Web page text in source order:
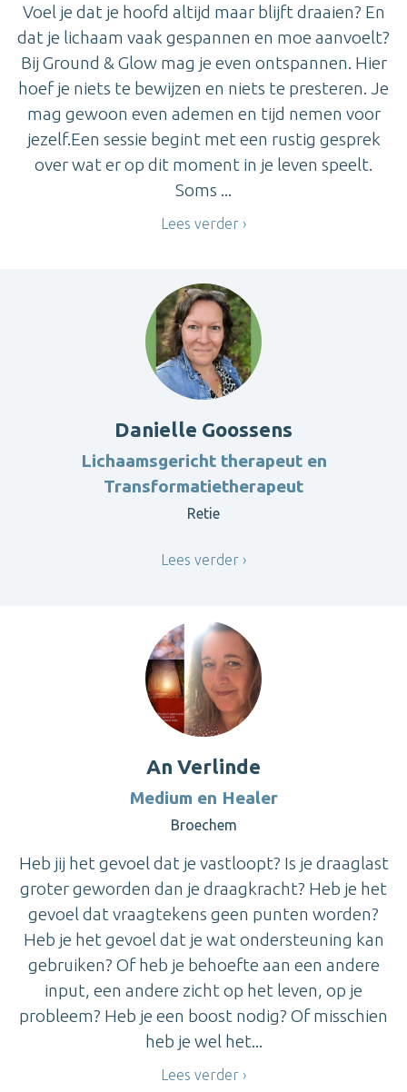
Voel je dat je hoofd altijd maar blijft draaien? En
dat je lichaam vaak gespannen en moe aanvoelt?
Bij Ground & Glow mag je even ontspannen. Hier
hoef je niets te bewijzen en niets te presteren. Je
mag gewoon even ademen en tijd nemen voor
jezelf.Een sessie begint met een rustig gesprek
over wat er op dit moment in je leven speelt.
Soms ...
Lees verder
Danielle Goossens
Lichaamsgericht therapeut en
Transformatietherapeut
Retie
Lees verder
An Verlinde
Medium en Healer
Broechem
Heb jij het gevoel dat je vastloopt? Is je draaglast
groter geworden dan je draagkracht? Heb je het
gevoel dat vraagtekens geen punten worden?
Heb je het gevoel dat je wat ondersteuning kan
gebruiken? Of heb je behoefte aan een andere
input, een andere zicht op het leven, op je
probleem? Heb je een boost nodig? Of misschien
heb je wel het...
Lees verder